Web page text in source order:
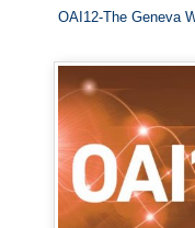
OAI12-The Geneva